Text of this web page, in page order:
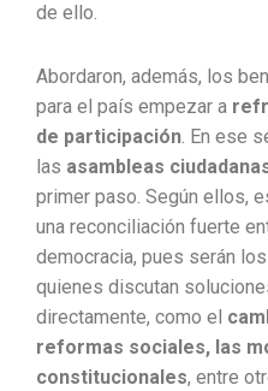
de ello.
Abordaron, además, los
para el país empezar a
de participación. En ese
las asambleas
primer paso. Según ellos,
una reconciliación fuerte
democracia, pues serán
quienes discutan
directamente, como el
reformas sociales, las
constitucionales, entre